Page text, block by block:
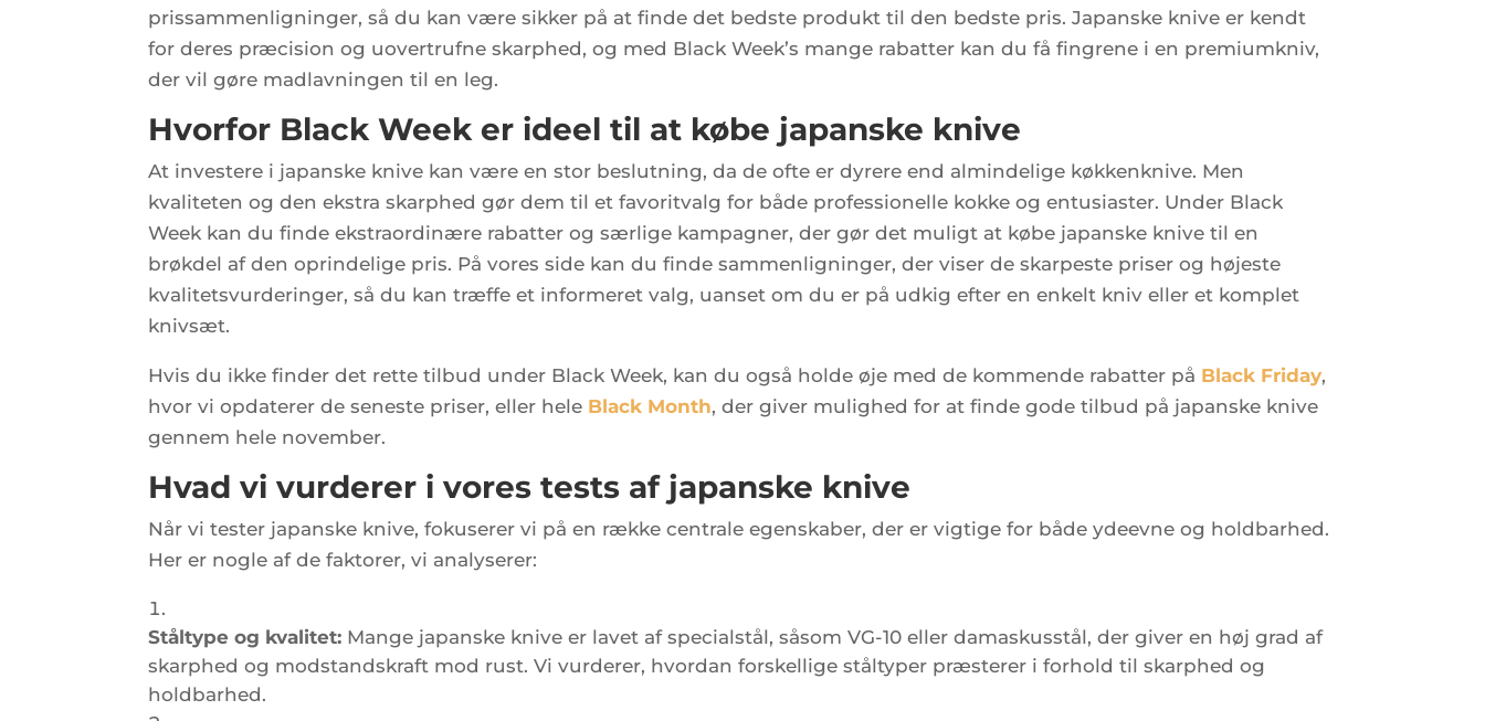
prissammenligninger, så du kan være sikker på at finde det bedste produkt til den bedste pris. Japanske knive er kendt
for deres præcision og uovertrufne skarphed, og med Black Week’s mange rabatter kan du få fingrene i en premiumkniv,
der vil gøre madlavningen til en leg.
Hvorfor Black Week er ideel til at købe japanske knive
At investere i japanske knive kan være en stor beslutning, da de ofte er dyrere end almindelige køkkenknive. Men
kvaliteten og den ekstra skarphed gør dem til et favoritvalg for både professionelle kokke og entusiaster. Under Black
Week kan du finde ekstraordinære rabatter og særlige kampagner, der gør det muligt at købe japanske knive til en
brøkdel af den oprindelige pris. På vores side kan du finde sammenligninger, der viser de skarpeste priser og højeste
kvalitetsvurderinger, så du kan træffe et informeret valg, uanset om du er på udkig efter en enkelt kniv eller et komplet
knivsæt.
Hvis du ikke finder det rette tilbud under Black Week, kan du også holde øje med de kommende rabatter på Black Friday,
hvor vi opdaterer de seneste priser, eller hele Black Month, der giver mulighed for at finde gode tilbud på japanske knive
gennem hele november.
Hvad vi vurderer i vores tests af japanske knive
Når vi tester japanske knive, fokuserer vi på en række centrale egenskaber, der er vigtige for både ydeevne og holdbarhed.
Her er nogle af de faktorer, vi analyserer:
Ståltype og kvalitet: Mange japanske knive er lavet af specialstål, såsom VG-10 eller damaskusstål, der giver en høj grad af
skarphed og modstandskraft mod rust. Vi vurderer, hvordan forskellige ståltyper præsterer i forhold til skarphed og
holdbarhed.